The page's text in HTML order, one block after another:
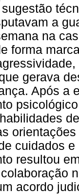
a
na
forma
gerava
Após a
cuidados
resultou
acordo